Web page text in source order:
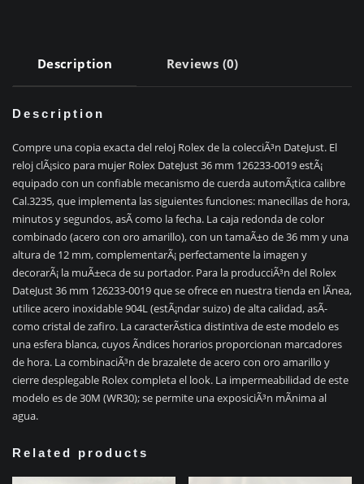
Description Reviews (0)
Description
Compre una copia exacta del reloj Rolex de la colecciÃ³n DateJust. El
reloj clÃ¡sico para mujer Rolex DateJust 36 mm 126233-0019 estÃ¡
equipado con un confiable mecanismo de cuerda automÃ¡tica calibre
Cal.3235, que implementa las siguientes funciones: manecillas de hora,
minutos y segundos, asÃ­ como la fecha. La caja redonda de color
combinado (acero con oro amarillo), con un tamaÃ±o de 36 mm y una
altura de 12 mm, complementarÃ¡ perfectamente la imagen y
decorarÃ¡ la muÃ±eca de su portador. Para la producciÃ³n del Rolex
DateJust 36 mm 126233-0019 que se ofrece en nuestra tienda en lÃ­nea,
utilice acero inoxidable 904L (estÃ¡ndar suizo) de alta calidad, asÃ­
como cristal de zafiro. La caracterÃ­stica distintiva de este modelo es
una esfera blanca, cuyos Ã­ndices horarios proporcionan marcadores
de hora. La combinaciÃ³n de brazalete de acero con oro amarillo y
cierre desplegable Rolex completa el look. La impermeabilidad de este
modelo es de 30M (WR30); se permite una exposiciÃ³n mÃ­nima al
agua.
Related products